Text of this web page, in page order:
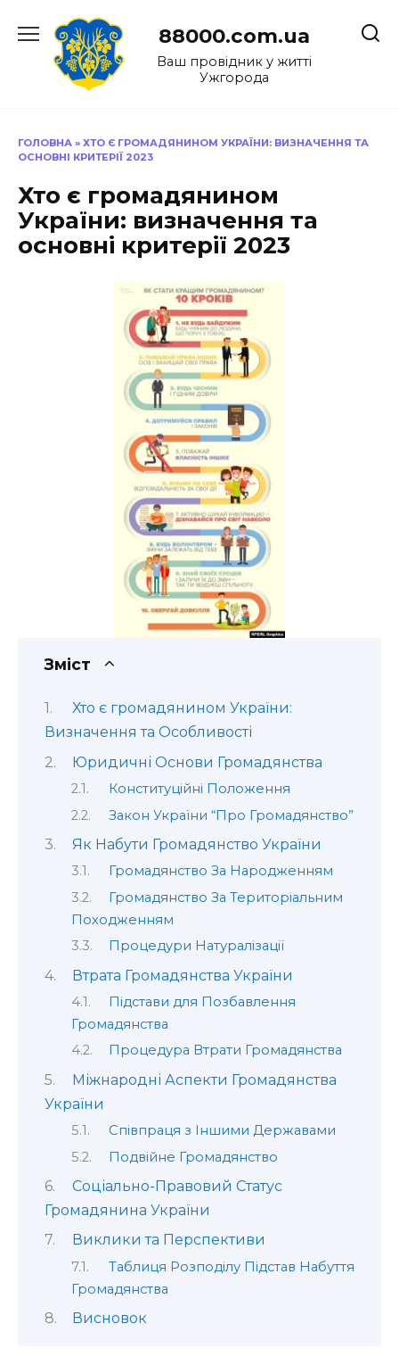
до
88000.com.ua
Ваш провідник у житті
Ужгорода
ГОЛОВНА » ХТО Є ГРОМАДЯНИНОМ УКРАЇНИ: ВИЗНАЧЕННЯ ТА
ОСНОВНІ КРИТЕРІЇ 2023
Хто є громадянином
України: визначення та
основні критерії 2023
Зміст
Хто є громадянином України:
Визначення та Особливості
Юридичні Основи Громадянства
Конституційні Положення
Закон України “Про Громадянство”
Як Набути Громадянство України
Громадянство За Народженням
Громадянство За Територіальним
Походженням
Процедури Натуралізації
Втрата Громадянства України
Підстави для Позбавлення
Громадянства
Процедура Втрати Громадянства
Міжнародні Аспекти Громадянства
України
Співпраця з Іншими Державами
Подвійне Громадянство
Соціально-Правовий Статус
Громадянина України
Виклики та Перспективи
Таблиця Розподілу Підстав Набуття
Громадянства
Висновок